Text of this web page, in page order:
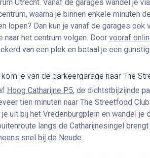
Utrecht. Vanaf de garages wandel je
waarna je binnen enkele minuten
lopen? Dan kun je vanaf de garages ook
naar het centrum volgen. Door vooraf
van een plek en betaal je een
kom je van de parkeergarage naar The
Hoog Catharijne P5, de dichtstbijzijnde
tien minuten naar The Streetfood
je uit bij het Vredenburgplein en wandel je
langs de Catharijnesingel
snel bij de Neude.